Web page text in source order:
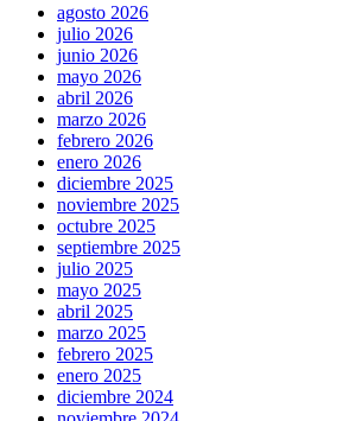
agosto 2026
julio 2026
junio 2026
mayo 2026
abril 2026
marzo 2026
febrero 2026
enero 2026
diciembre 2025
noviembre 2025
octubre 2025
septiembre 2025
julio 2025
mayo 2025
abril 2025
marzo 2025
febrero 2025
enero 2025
diciembre 2024